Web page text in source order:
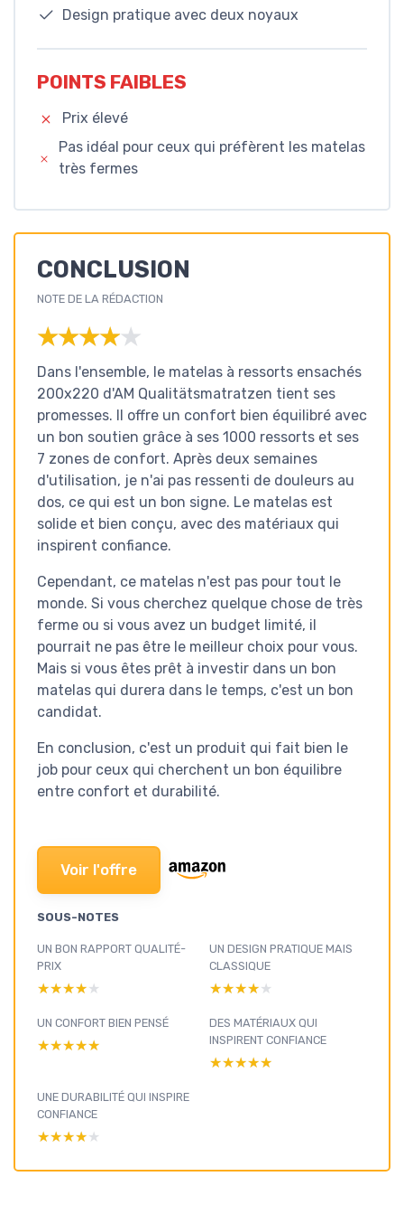
Design pratique avec deux noyaux
POINTS FAIBLES
Prix élevé
Pas idéal pour ceux qui préfèrent les matelas
très fermes
CONCLUSION
NOTE DE LA RÉDACTION
★★★★★
★★★★★
Dans l'ensemble, le matelas à ressorts ensachés
200x220 d'AM Qualitätsmatratzen tient ses
promesses. Il offre un confort bien équilibré avec
un bon soutien grâce à ses 1000 ressorts et ses
7 zones de confort. Après deux semaines
d'utilisation, je n'ai pas ressenti de douleurs au
dos, ce qui est un bon signe. Le matelas est
solide et bien conçu, avec des matériaux qui
inspirent confiance.
Cependant, ce matelas n'est pas pour tout le
monde. Si vous cherchez quelque chose de très
ferme ou si vous avez un budget limité, il
pourrait ne pas être le meilleur choix pour vous.
Mais si vous êtes prêt à investir dans un bon
matelas qui durera dans le temps, c'est un bon
candidat.
En conclusion, c'est un produit qui fait bien le
job pour ceux qui cherchent un bon équilibre
entre confort et durabilité.
Voir l'offre
SOUS-NOTES
UN BON RAPPORT QUALITÉ-
PRIX
★★★★★
★★★★★
UN DESIGN PRATIQUE MAIS
CLASSIQUE
★★★★★
★★★★★
UN CONFORT BIEN PENSÉ
★★★★★
★★★★★
DES MATÉRIAUX QUI
INSPIRENT CONFIANCE
★★★★★
★★★★★
UNE DURABILITÉ QUI INSPIRE
CONFIANCE
★★★★★
★★★★★